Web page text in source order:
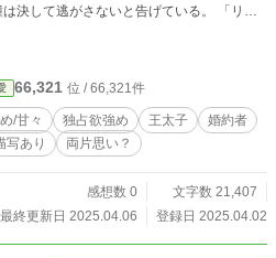
て逃がさないと告げている。 「リリ
しまうのはなぜ？ 求められるほ
王太子とツンデレ公爵令嬢の、甘くて危
66,321 位 / 66,321件
/甘々 独占欲強め 王太子
婚約者
写あり 両片思い？
感想数 0
文字数 21,407
最終更新日 2025.04.06
登録日 2025.04.02